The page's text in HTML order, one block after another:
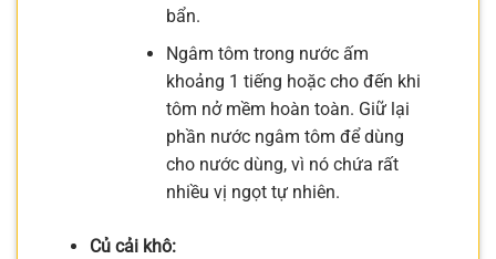
bẩn.
Ngâm tôm trong nước ấm
khoảng 1 tiếng hoặc cho đến khi
tôm nở mềm hoàn toàn. Giữ lại
phần nước ngâm tôm để dùng
cho nước dùng, vì nó chứa rất
nhiều vị ngọt tự nhiên.
Củ cải khô: